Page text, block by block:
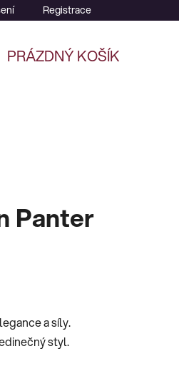
Registrace
PRÁZDNÝ KOŠÍK
Panter
a síly.
styl.